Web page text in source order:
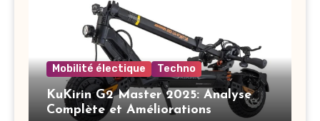
Mobilité électique Techno
KuKirin G2 Master 2025: Analyse
Complète et Améliorations